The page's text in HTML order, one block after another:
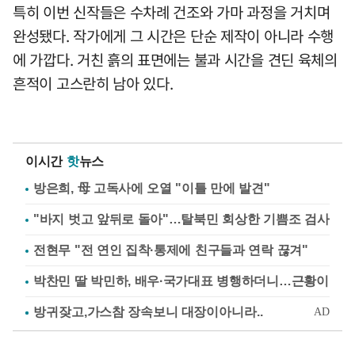
특히 이번 신작들은 수차례 건조와 가마 과정을 거치며
완성됐다. 작가에게 그 시간은 단순 제작이 아니라 수행
에 가깝다. 거친 흙의 표면에는 불과 시간을 견딘 육체의
흔적이 고스란히 남아 있다.
이시간 핫뉴스
방은희, 母 고독사에 오열 "이틀 만에 발견"
"바지 벗고 앞뒤로 돌아"…탈북민 회상한 기쁨조 검사
전현무 "전 연인 집착·통제에 친구들과 연락 끊겨"
박찬민 딸 박민하, 배우·국가대표 병행하더니…근황이